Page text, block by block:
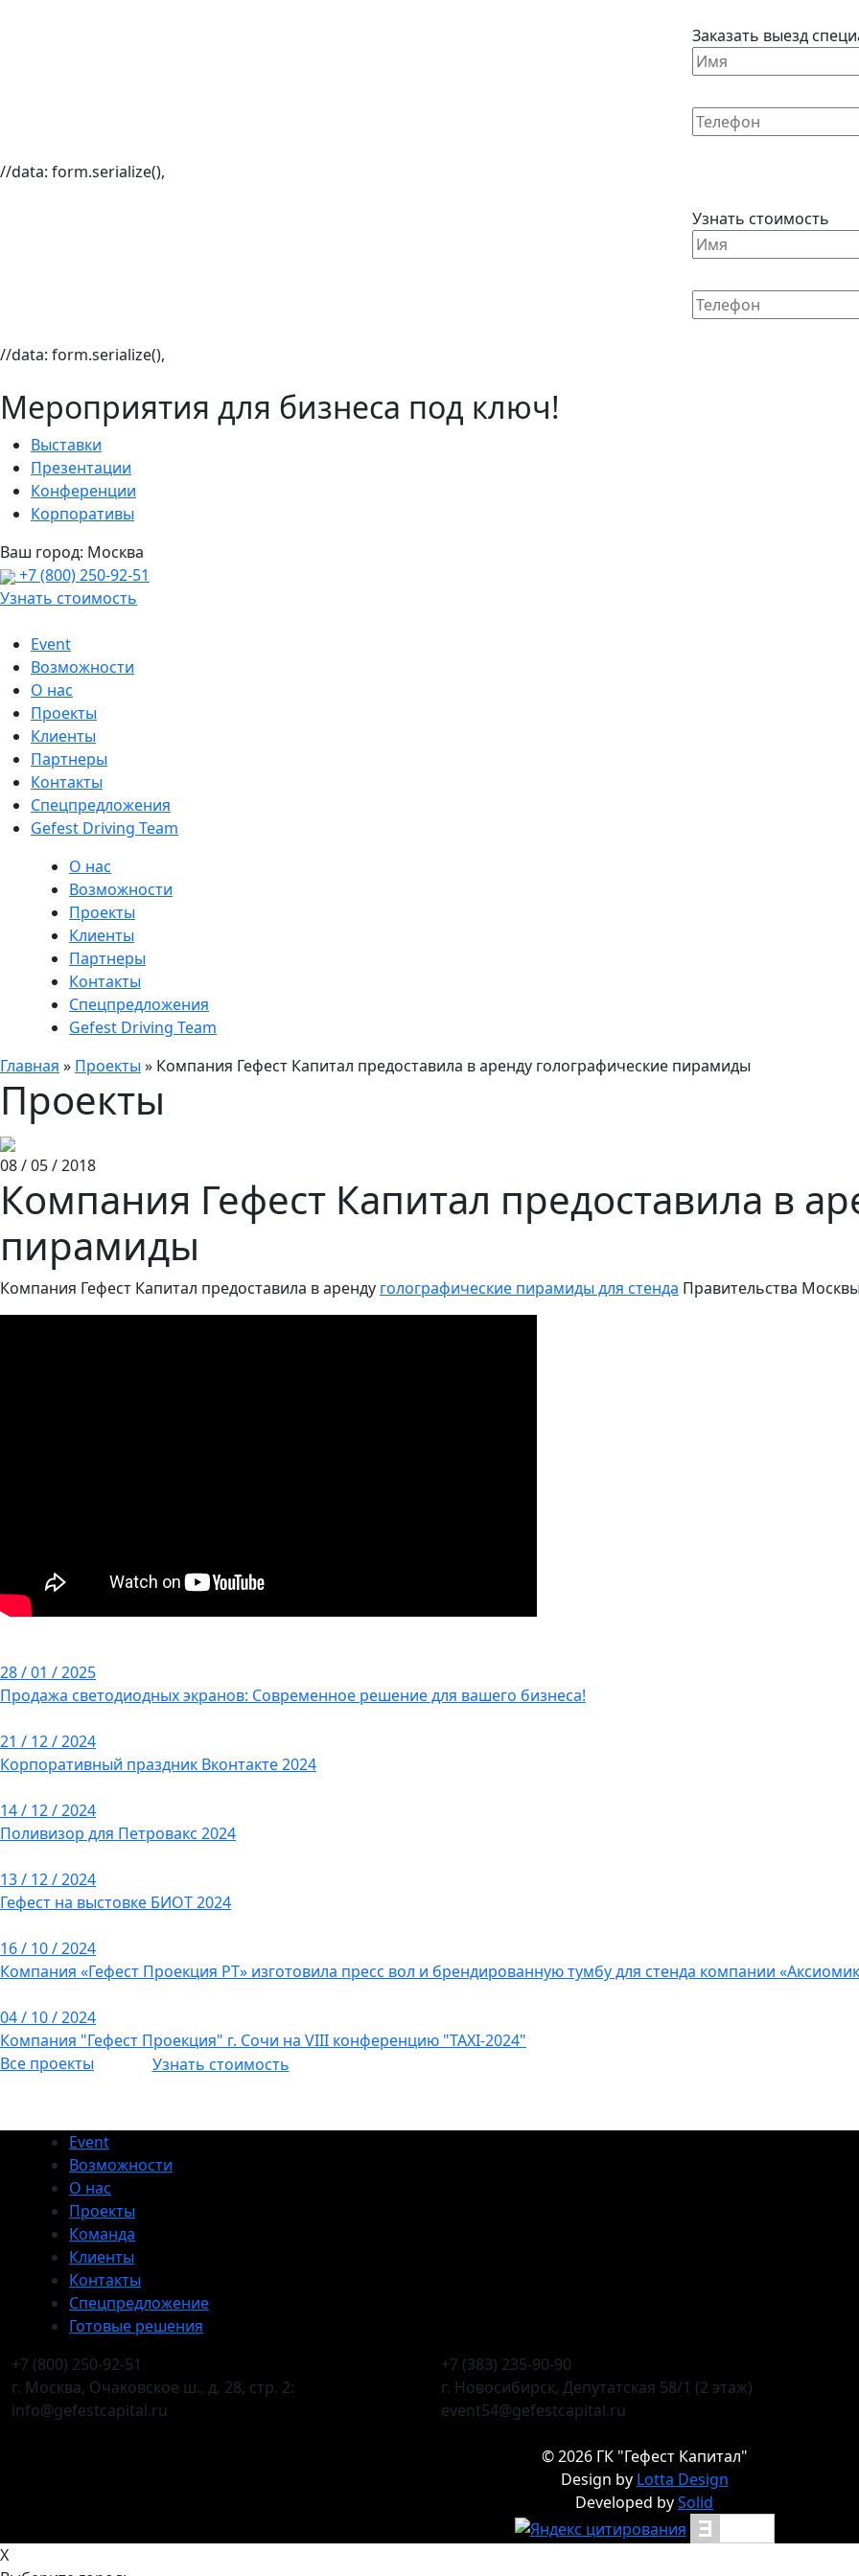
Заказать выезд
//data: form.serialize(),
Узнать стоимость
//data: form.serialize(),
Мероприятия для бизнеса под ключ!
Выставки
Презентации
Конференции
Корпоративы
Ваш город: Москва
+7 (800) 250-92-51
Узнать стоимость
Event
Возможности
О нас
Проекты
Клиенты
Партнеры
Контакты
Спецпредложения
Gefest Driving Team
О нас
Возможности
Проекты
Клиенты
Партнеры
Контакты
Спецпредложения
Gefest Driving Team
Главная » Проекты » Компания Гефест Капитал предоставила в аренду голографические пирамиды
Проекты
08 / 05 / 2018
Компания Гефест Капитал предоставила в
пирамиды
Компания Гефест Капитал предоставила в аренду голографические пирамиды для стенда Правительства
28 / 01 / 2025
Продажа светодиодных экранов: Современное решение для вашего бизнеса!
21 / 12 / 2024
Корпоративный праздник Вконтакте 2024
14 / 12 / 2024
Поливизор для Петровакс 2024
13 / 12 / 2024
Гефест на выстовке БИОТ 2024
16 / 10 / 2024
Компания «Гефест Проекция РТ» изготовила пресс вол и брендированную тумбу для стенда компании
04 / 10 / 2024
Компания "Гефест Проекция" г. Сочи на VIII конференцию "TAXI-2024"
Все проекты
Узнать стоимость
Event
Возможности
О нас
Проекты
Команда
Клиенты
Контакты
Спецпредложение
Готовые решения
+7 (800) 250-92-51
г. Москва, Очаковское ш., д. 28, стр. 2:
info@gefestcapital.ru
+7 (383) 235-90-90
г. Новосибирск, Депутатская 58/1 (2 этаж)
event54@gefestcapital.ru
©2026ГК "Гефест Капитал"
Design by Lotta Design
Developed bySolid
X